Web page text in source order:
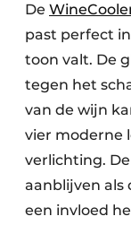
De
past perfect
toon valt. De
tegen het
van de wijn
vier moderne
verlichting.
aanblijven als
een invloed